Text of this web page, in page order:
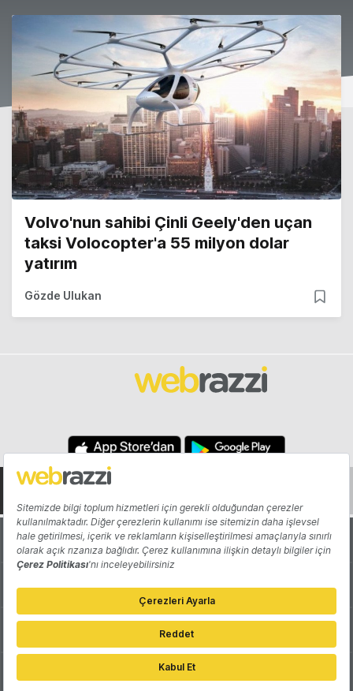
Volvo'nun sahibi Çinli Geely'den uçan
taksi Volocopter'a 55 milyon dolar
yatırım
Gözde Ulukan
Hakkında Yazarlar
Katkıda Bulun Reklam